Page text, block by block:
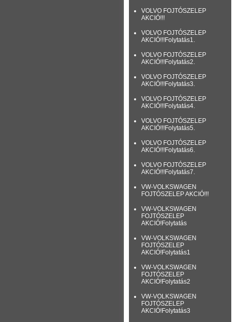
VOLVO FOJTÓSZELEP
AKCIÓ!!!
VOLVO FOJTÓSZELEP
AKCIÓ!!!Folytatás1.
VOLVO FOJTÓSZELEP
AKCIÓ!!!Folytatás2.
VOLVO FOJTÓSZELEP
AKCIÓ!!!Folytatás3.
VOLVO FOJTÓSZELEP
AKCIÓ!!!Folytatás4.
VOLVO FOJTÓSZELEP
AKCIÓ!!!Folytatás5.
VOLVO FOJTÓSZELEP
AKCIÓ!!!Folytatás6.
VOLVO FOJTÓSZELEP
AKCIÓ!!!Folytatás7.
VW-VOLKSWAGEN
FOJTÓSZELEP AKCIÓ!!!
VW-VOLKSWAGEN
FOJTÓSZELEP
AKCIÓ!Folytatás
VW-VOLKSWAGEN
FOJTÓSZELEP
AKCIÓ!Folytatás1
VW-VOLKSWAGEN
FOJTÓSZELEP
AKCIÓ!Folytatás2
VW-VOLKSWAGEN
FOJTÓSZELEP
AKCIÓ!Folytatás3